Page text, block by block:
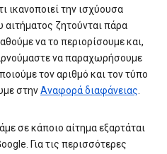
ικανοποιεί την ισχύουσα
ζητούνται πάρα
να το περιορίσουμε και,
να παραχωρήσουμε
τον αριθμό και τον τύπο
στηνΑναφορά διαφάνειας
σε κάποιο αίτημα εξαρτάται
Για τις περισσότερες